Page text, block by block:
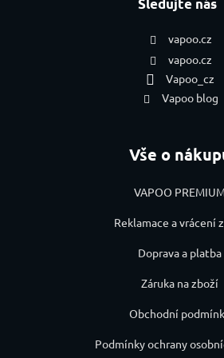
Sledujte nás
vapoo.cz
vapoo.cz
Vapoo_cz
Vapoo blog
Vše o
VAPOO
Reklamace a vrácení
Doprava a platba
Záruka na zboží
Obchodní
Podmínky ochrany